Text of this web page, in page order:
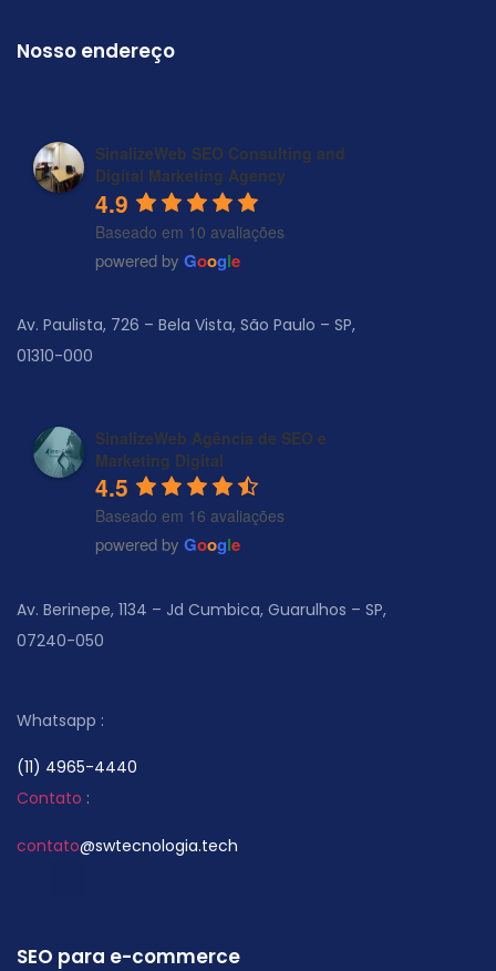
Nosso endereço
SinalizeWeb SEO Consulting and
Digital Marketing Agency
4.9
Baseado em 10 avaliações
powered by Google
Av. Paulista, 726 – Bela Vista, São Paulo – SP,
01310-000
SinalizeWeb Agência de SEO e
Marketing Digital
4.5
Baseado em 16 avaliações
powered by Google
Av. Berinepe, 1134 – Jd Cumbica, Guarulhos – SP,
07240-050
Whatsapp :
(11) 4965-4440
Contato :
contato@swtecnologia.tech
SEO para e-commerce